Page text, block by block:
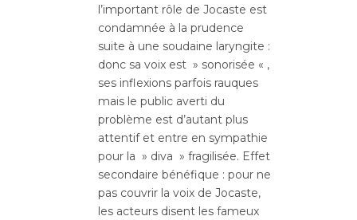
l’important rôle de Jocaste est
condamnée à la prudence
suite à une soudaine laryngite :
donc sa voix est » sonorisée « ,
ses inflexions parfois rauques
mais le public averti du
problème est d’autant plus
attentif et entre en sympathie
pour la » diva » fragilisée. Effet
secondaire bénéfique : pour ne
pas couvrir la voix de Jocaste,
les acteurs disent les fameux